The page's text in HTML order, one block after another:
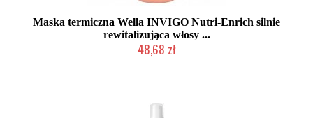
Maska termiczna Wella INVIGO Nutri-Enrich silnie
rewitalizująca włosy ...
48,68 zł